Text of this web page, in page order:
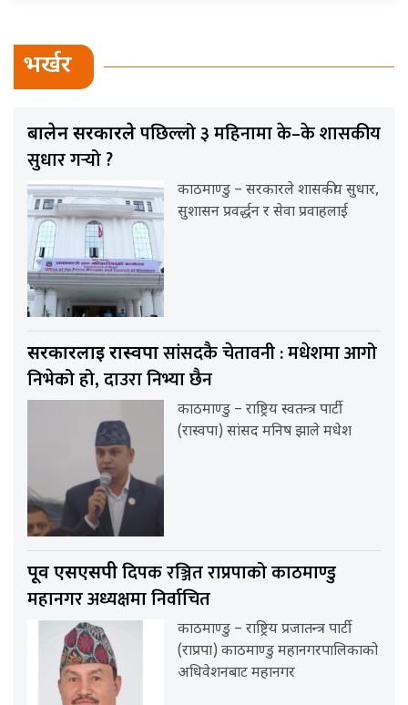
भर्खर
बालेन सरकारलेपछिल्लो ३ महिनामा के–के शासकीय
सुधार गर्‍यो ?
काठमाण्डु – सरकारले शासकीय सुधार,
सुशासन प्रवर्द्धन र सेवा प्रवाहलाई
सरकारलाई रास्वपासांसदकै चेतावनी : मधेशमा आगो
निभेको हो, दाउरा निभ्या छैन
काठमाण्डु – राष्ट्रिय स्वतन्त्र पार्टी
(रास्वपा) सांसद मनिष झाले मधेश
पूर्व एसएसपीदिपक रञ्जित राप्रपाको काठमाण्डु
महानगर अध्यक्षमा निर्वाचित
काठमाण्डु – राष्ट्रिय प्रजातन्त्र पार्टी
(राप्रपा) काठमाण्डु महानगरपालिकाको
अधिवेशनबाट महानगर